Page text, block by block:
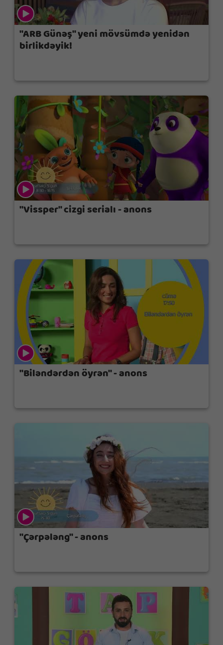
"ARB Günəş" yeni mövsümdə yenidən
birlikdəyik!
"Vissper" cizgi serialı - anons
"Biləndərdən öyrən" - anons
"Çərpələng" - anons